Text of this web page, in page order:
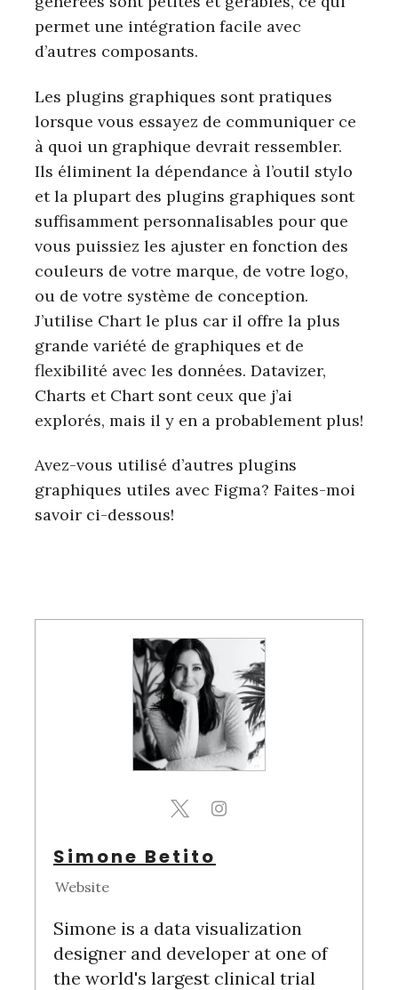
permet une intégration facile avec
d’autres composants.
Les plugins graphiques sont pratiques
lorsque vous essayez de communiquer ce
à quoi un graphique devrait ressembler.
Ils éliminent la dépendance à l’outil stylo
et la plupart des plugins graphiques sont
suffisamment personnalisables pour que
vous puissiez les ajuster en fonction des
couleurs de votre marque, de votre logo,
ou de votre système de conception.
J’utilise Chart le plus car il offre la plus
grande variété de graphiques et de
flexibilité avec les données. Datavizer,
Charts et Chart sont ceux que j’ai
explorés, mais il y en a probablement plus!
Avez-vous utilisé d’autres plugins
graphiques utiles avec Figma? Faites-moi
savoir ci-dessous!
Simone Betito
Website
Simone is a data visualization
designer and developer at one of
the world's largest clinical trial
S
e
a
r
h
f
o
: